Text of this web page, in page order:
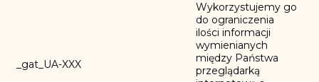
_gat_UA-XXX
Wykorzystujemy go
do ograniczenia
ilości informacji
wymienianych
między Państwa
przeglądarką